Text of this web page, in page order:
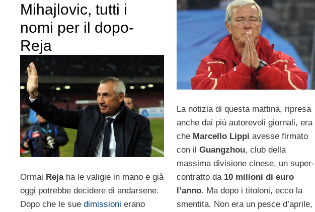
La notizia di questa mattina, ripresa
anche dai più autorevoli giornali, era
che Marcello Lippi avesse firmato
con il Guangzhou, club della
massima divisione cinese, un super-
contratto da 10 milioni di euro
l’anno. Ma dopo i titoloni, ecco la
smentita. Non era un pesce d’aprile,
Mihajlovic, tutti i
nomi per il dopo-
Reja
Ormai Rejaha le valigie in mano e già
oggi potrebbe decidere di andarsene.
Dopo che le sue dimissioni erano